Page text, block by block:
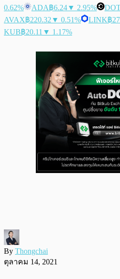
0.62%
ADA฿6.24▼ 2.95%
AVAX฿220.32 ▼ 0.51% LINK฿
KUB฿20.11 ▼ 1.17%
By Thongchai
ตุลาคม 14, 2021